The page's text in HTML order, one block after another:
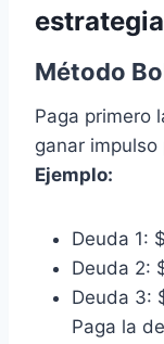
Método
Paga primero
ganar impulso
Ejemplo:
Deuda 1:
Deuda 2:
Deuda 3:
Paga la